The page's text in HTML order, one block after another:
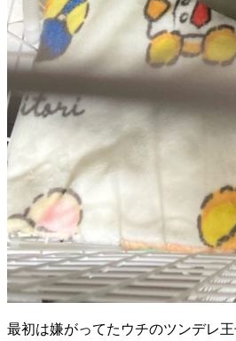
最初は嫌がってたウチのツンデレ王